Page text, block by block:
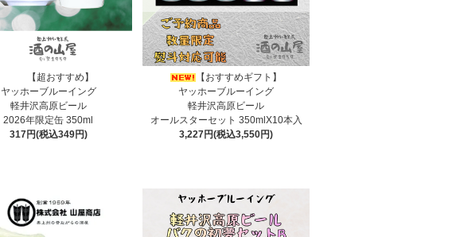
【超おすすめ】
ヤッホーブルーイング
軽井沢高原ビール
2026年限定缶 350ml
317円(税込349円)
【おすすめギフト】
ヤッホーブルーイング
軽井沢高原ビール
オールスターセット 350mlX10本入
3,227円(税込3,550円)